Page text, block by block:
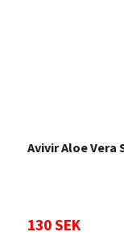
Avivir Aloe Vera
130 SEK